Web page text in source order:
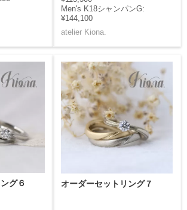
Men's K18シャンパンG:
¥144,100
atelier Kiona.
グ６
オーダーセットリング７